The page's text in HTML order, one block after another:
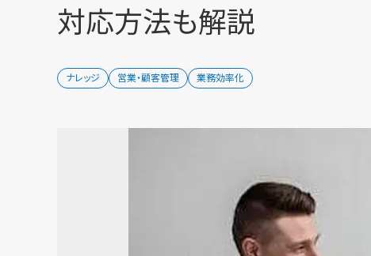
対応方法も解説
ナレッジ 営業・顧客管理 業務効率化